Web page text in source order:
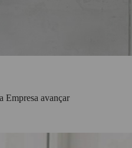
Empresa avançar